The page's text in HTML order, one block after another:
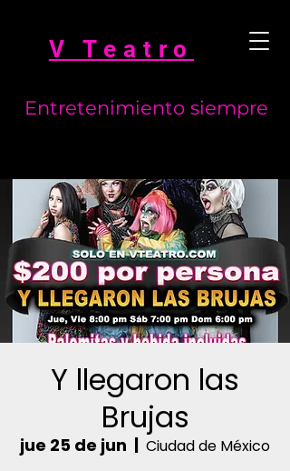
V Teatro
Entretenimiento siempre
Y llegaron las
Brujas
jue 25 de jun
  |
Ciudad de México